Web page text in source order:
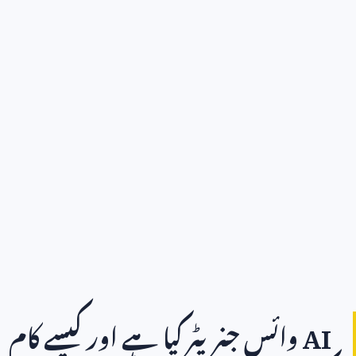
وائس جنریٹر کیا ہے اور کیسے کام